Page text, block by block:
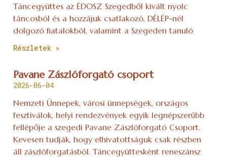
Táncegyüttes az ÉDOSZ Szegedből kivált nyolc
táncosból és a hozzájuk csatlakozó, DÉLÉP-nél
dolgozó fiatalokból, valamint a Szegeden tanuló
Részletek »
Pavane Zászlóforgató csoport
2026-06-04
Nemzeti Ünnepek, városi ünnepségek, országos
fesztiválok, helyi rendezvények egyik legnépszerűbb
fellépője a szegedi Pavane Zászlóforgató Csoport.
Kevesen tudják, hogy elhivatottságuk csak részben
áll zászlóforgatásból. Táncegyüttesként reneszánsz